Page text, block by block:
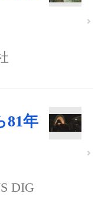
81年
DIG